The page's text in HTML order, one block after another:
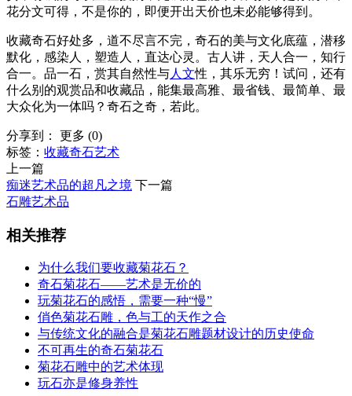
花分文可得，不是你的，即便开出天价也未必能够得到。
收藏奇石好处多，道不尽言不完，奇石的美与文化底蕴，潜移
默化，感染人，塑造人，直达心灵。古人讲，天人合一，知行
合一。品一石，赏其自然性与人文性，其乐无穷！试问，还有
什么别的观赏品和收藏品，能集最高雅、最省钱、最简单、最
大众化为一体吗？奇石之奇，若此。
分享到： 更多 (0)
标签： 收藏奇石艺术
上一篇
痴迷艺术品的超凡之境 下一篇
石雕艺术品
相关推荐
为什么我们要收藏菊花石？
奇石菊花石——艺术是无价的
玩菊花石的感悟，需要一种“慢”
俏色菊花石雕，色与工的天作之合
与传统文化的融合是菊花石雕题材设计的历史使命
不可再生的奇石菊花石
菊花石雕中的艺术体现
玩石亦是修身养性